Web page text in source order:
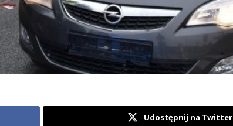
Udostępnij na Twitter